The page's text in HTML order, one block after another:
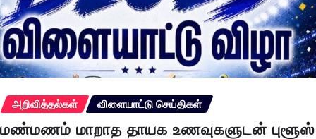
அறிவித்தல்கள் விளையாட்டு செய்திகள்
மண்மணம் மாறாத தாயக உணவுகளுடன் புளூஸ்